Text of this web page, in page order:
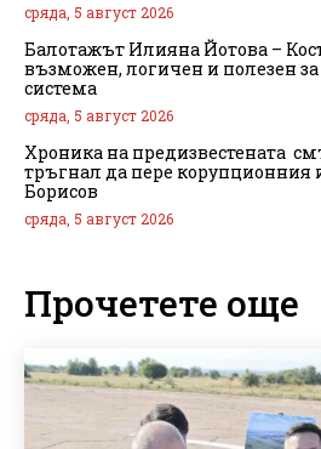
сряда, 5 август 2026
Балотажът Илияна Йотова –
възможен, логичен и полезен
система
сряда, 5 август 2026
Хроника на предизвестената
тръгнал да пере
Борисов
сряда, 5 август 2026
Прочетете още